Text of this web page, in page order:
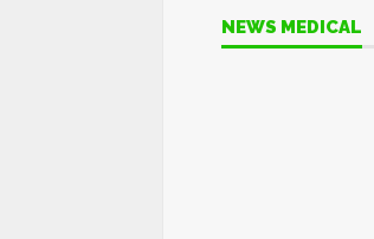
NEWS MEDICAL